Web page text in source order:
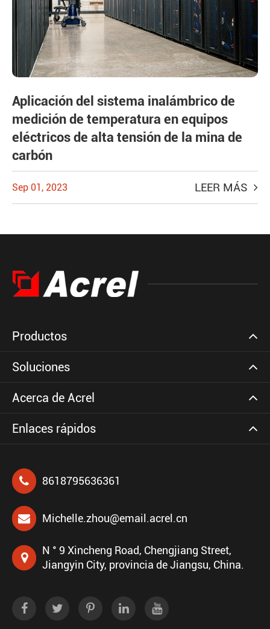
Aplicación del sistema inalámbrico de
medición de temperatura en equipos
eléctricos de alta tensión de la mina de
carbón
Sep 01, 2023 LEER MÁS
Productos
Soluciones
Acerca de Acrel
Enlaces rápidos
8618795636361
Michelle.zhou@email.acrel.cn
N ° 9 Xincheng Road, Chengjiang Street,
Jiangyin City, provincia de Jiangsu, China.